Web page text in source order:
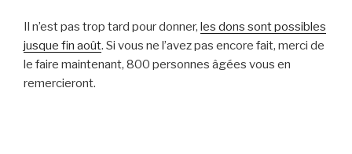
Il n’est pas trop tard pour donner, les dons sont possibles
jusque fin août. Si vous ne l’avez pas encore fait, merci de
le faire maintenant, 800 personnes âgées vous en
remercieront.